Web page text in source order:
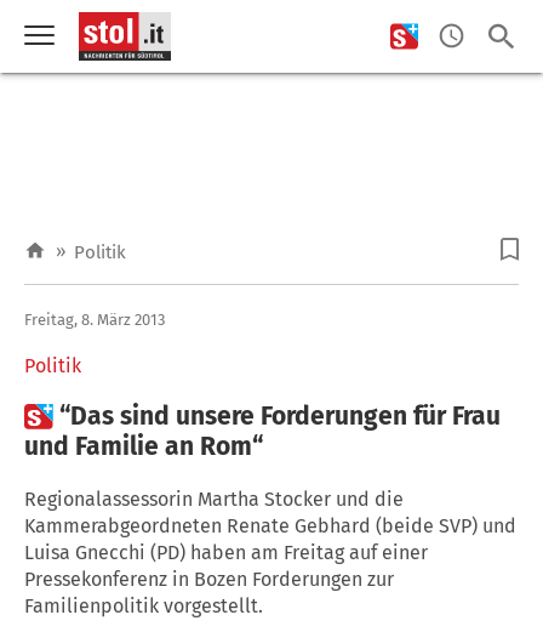
» Politik
Politik
Freitag, 8. März 2013
“Das sind unsere Forderungen für Frau
und Familie an Rom“
Regionalassessorin Martha Stocker und die
Kammerabgeordneten Renate Gebhard (beide SVP) und
Luisa Gnecchi (PD) haben am Freitag auf einer
Pressekonferenz in Bozen Forderungen zur
Familienpolitik vorgestellt.